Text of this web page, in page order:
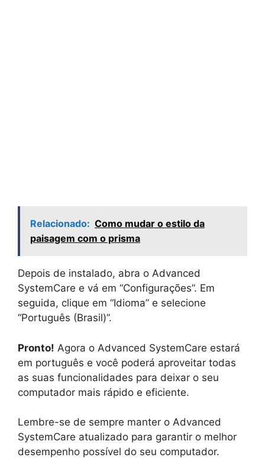
Relacionado: Como mudar o estilo da
paisagem com o prisma
Depois de instalado, abra o Advanced
SystemCare e vá em “Configurações”. Em
seguida, clique em “Idioma” e selecione
“Português (Brasil)”.
Pronto! Agora o Advanced SystemCare estará
em português e você poderá aproveitar todas
as suas funcionalidades para deixar o seu
computador mais rápido e eficiente.
Lembre-se de sempre manter o Advanced
SystemCare atualizado para garantir o melhor
desempenho possível do seu computador.